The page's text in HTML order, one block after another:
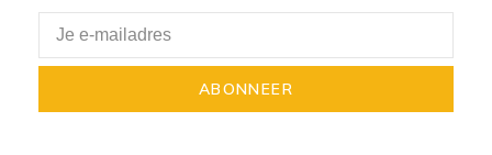
ABONNEER